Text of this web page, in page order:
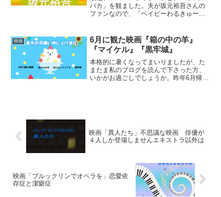
バカ」を観ました。夫が坂元裕吾さんの
ファンなので、「ベイビーわるきゅー
＊＊「ゴーストキラー」を観たのは少し
前。幽霊とアクションが合体...
映画
6月に観た映画『箱の中の羊』
『マイケル』『黒牢城』
本格的に暑くなってまいりましたが、た
またま私のブログを読んで下さった方、
いかがお過ごしでしょうか。昨年6月帰宅
映画「異人たち」不思議な映画 俳優が
４人しか登場しませんエキストラ以外は
映画「ブルックリンでオペラを」恋愛依
存症と潔癖症